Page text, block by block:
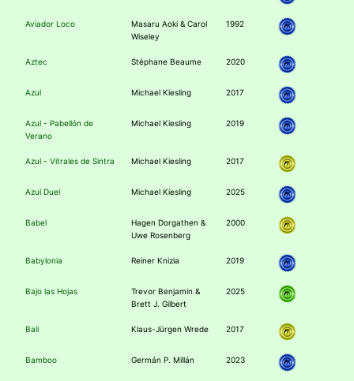
Aviador Loco
Masaru Aoki & Carol
Wiseley
1992
Aztec Stéphane Beaume 2020
Azul Michael Kiesling 2017
Azul - Pabellón de
Verano
Michael Kiesling 2019
Azul - Vitrales de Sintra Michael Kiesling 2017
Azul Duel Michael Kiesling 2025
Babel
Hagen Dorgathen &
Uwe Rosenberg
2000
Babylonia Reiner Knizia 2019
Bajo las Hojas
Trevor Benjamin &
Brett J. Gilbert
2025
Bali Klaus-Jürgen Wrede 2017
Bamboo Germán P. Millán 2023